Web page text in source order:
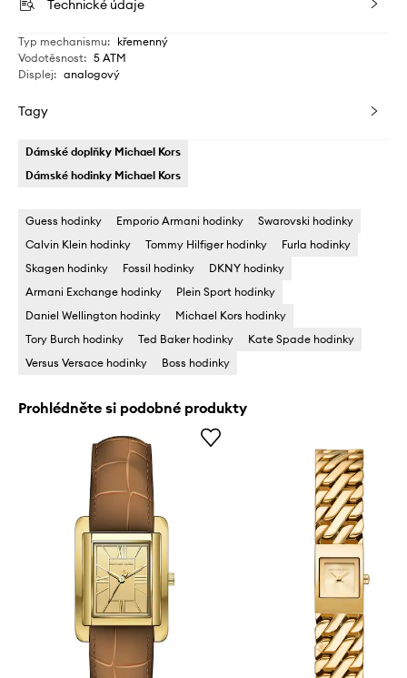
Technické údaje
Typ mechanismu: křemenný
Vodotěsnost: 5 ATM
Displej: analogový
Tagy
Dámské doplňky Michael Kors
Dámské hodinky Michael Kors
Guess hodinky Emporio Armani hodinky
Swarovski hodinky
Calvin Klein hodinky
Tommy Hilfiger hodinky
Furla hodinky
Skagen hodinky
Fossil hodinky
DKNY hodinky
Armani Exchange hodinky
Plein Sport hodinky
Daniel Wellington hodinky
Michael Kors hodinky
Tory Burch hodinky
Ted Baker hodinky
Kate Spade hodinky
Versus Versace hodinky
Boss hodinky
Prohlédněte si podobné produkty